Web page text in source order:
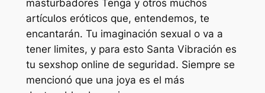
masturbadores Tenga y otros muchos
artículos eróticos que, entendemos, te
encantarán. Tu imaginación sexual o va a
tener limites, y para esto Santa Vibración es
tu sexshop online de seguridad. Siempre se
mencionó que una joya es el más